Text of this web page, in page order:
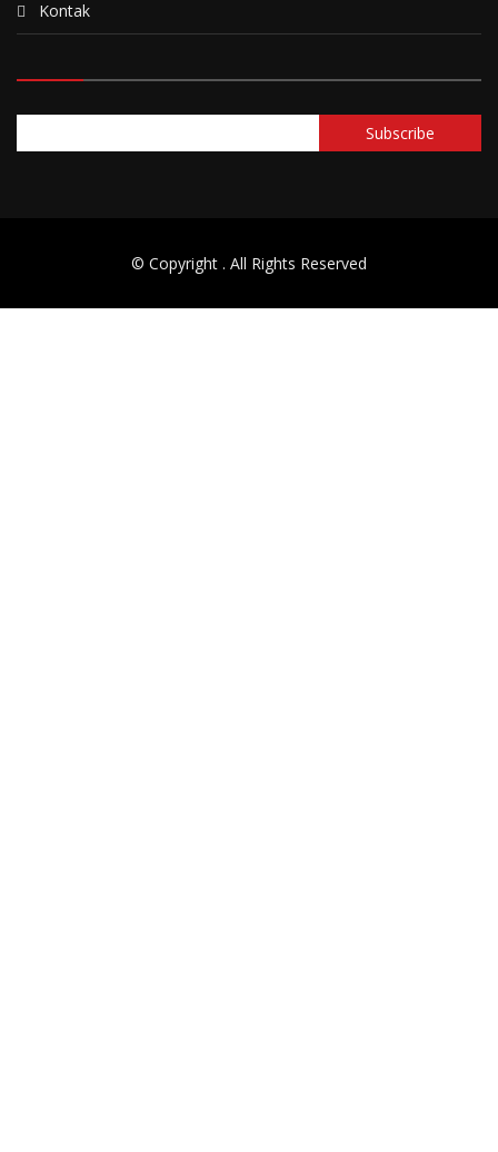
Kontak
© Copyright . All Rights Reserved